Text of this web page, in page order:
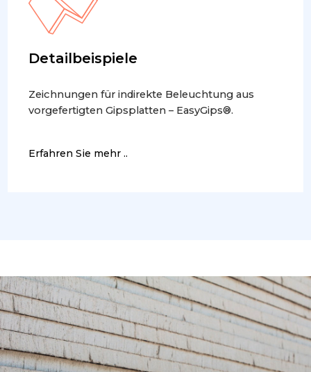
Detailbeispiele
Zeichnungen für indirekte Beleuchtung aus
vorgefertigten Gipsplatten – EasyGips®.
Erfahren Sie mehr ..